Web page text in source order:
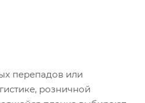
перепадов или
розничной